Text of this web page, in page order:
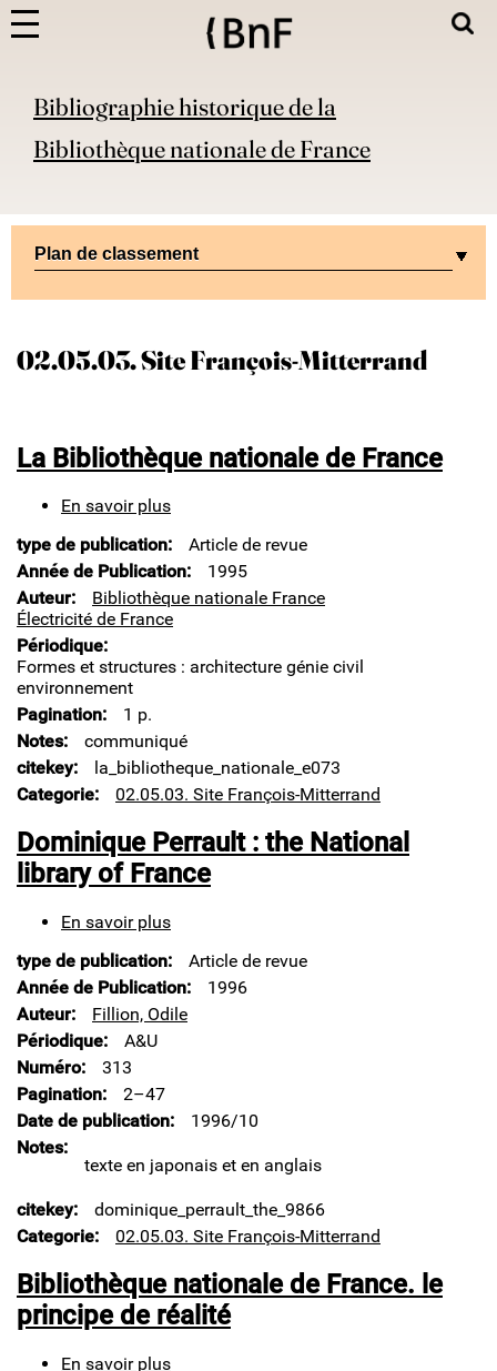
Bibliographie historique de la
Bibliothèque nationale de France
Plan de classement
02.05.03. Site François-Mitterrand
La Bibliothèque nationale de France
En savoir plus
Bibliothèque
nationale
de
France
type de publication
Article de revue
Année de Publication
1995
Auteur
Bibliothèque nationale France
Électricité de France
Périodique
Formes et structures : architecture génie civil
environnement
Pagination
1 p.
Notes
communiqué
citekey
la_bibliotheque_nationale_e073
Categorie
02.05.03. Site François-Mitterrand
Dominique Perrault : the National
library of France
En savoir plus
Perrault
:
the
National
type de publication
Article de revue
Année de Publication
1996
Auteur
Fillion, Odile
Périodique
A&U
Numéro
313
Pagination
2–47
Date de publication
1996/10
Notes
texte en japonais et en anglais
citekey
dominique_perrault_the_9866
Categorie
02.05.03. Site François-Mitterrand
Bibliothèque nationale de France. le
principe de réalité
En savoir plus